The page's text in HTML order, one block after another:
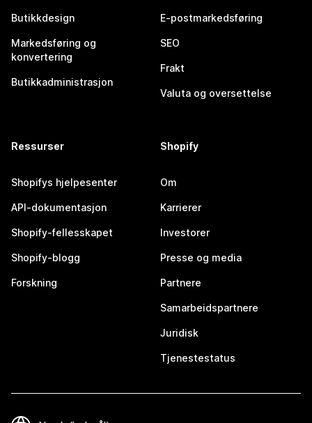
Butikkdesign
Markedsføring og
konvertering
Butikkadministrasjon
E-postmarkedsføring
SEO
Frakt
Valuta og oversettelse
Ressurser
Shopifys hjelpesenter
API-dokumentasjon
Shopify-fellesskapet
Shopify-blogg
Forskning
Shopify
Om
Karrierer
Investorer
Presse og media
Partnere
Samarbeidspartnere
Juridisk
Tjenestestatus